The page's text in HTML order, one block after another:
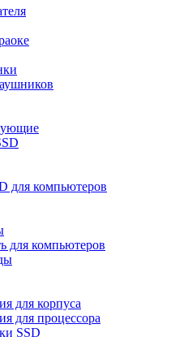
для компьютеров
для компьютеров
для корпуса
для процессора
SSD